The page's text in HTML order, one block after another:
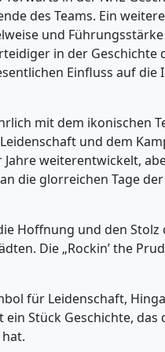
des Teams. Ein
und Führungsstärke
in der Geschichte
Einfluss auf die
mit dem ikonischen
und dem
weiterentwickelt,
die glorreichen Tage der
Hoffnung und den Stolz
Die „Rockin’ the
für Leidenschaft,
Stück Geschichte, das